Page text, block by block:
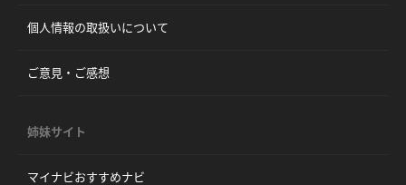
個人情報の取扱いについて
ご意見・ご感想
姉妹サイト
マイナビおすすめナビ